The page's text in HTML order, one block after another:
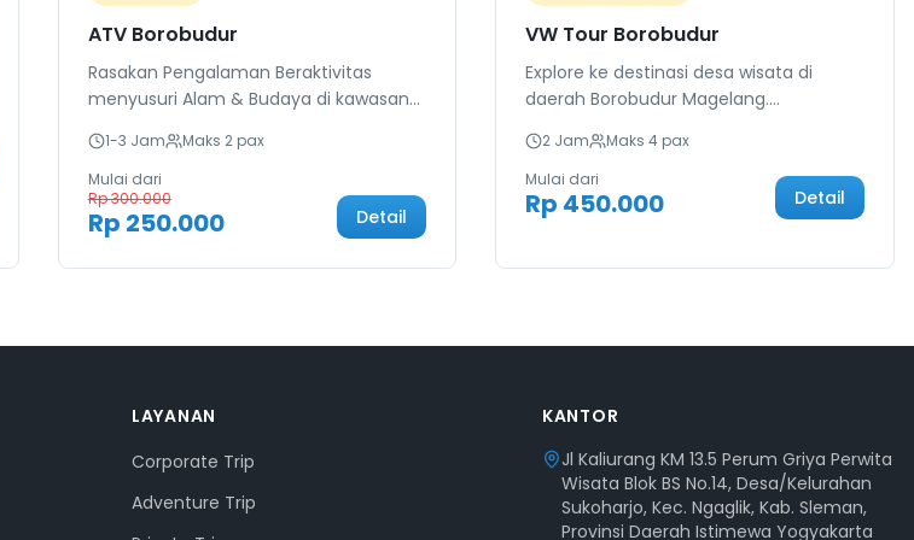
ATV Borobudur
Rasakan Pengalaman Beraktivitas
menyusuri Alam & Budaya di kawasan
1-3 Jam Maks 2 pax
Mulai dari
Rp 300.000
Rp 250.000 Detail
VW Tour Borobudur
Explore ke destinasi desa wisata di
daerah Borobudur Magelang.
mengujungi Industri Madu, Industri
Gerabah, Bukit Menoreh, Bentangan
Sawah, Wisata by Svarga Bumi, Sunrise
2 Jam Maks 4 pax
Mulai dari
Rp 450.000 Detail
LAYANAN
Corporate Trip
Adventure Trip
KANTOR
Jl Kaliurang KM 13.5 Perum Griya Perwita
Wisata Blok BS No.14, Desa/Kelurahan
Sukoharjo, Kec. Ngaglik, Kab. Sleman,
Provinsi Daerah Istimewa Yogyakarta